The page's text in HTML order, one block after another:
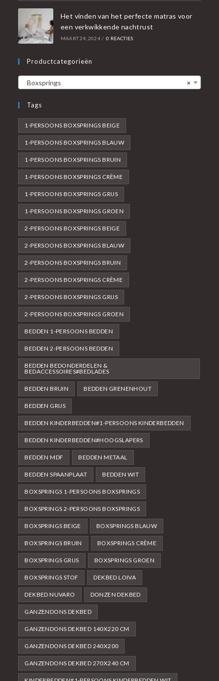
Het vinden van het perfecte matras voor
een verkwikkende nachtrust
MAART 24, 2024 / 0 REACTIES
Productcategorieën
×
Boxsprings
Tags
1-PERSOONS BOXSPRINGS BEIGE
1-PERSOONS BOXSPRINGS BLAUW
1-PERSOONS BOXSPRINGS BRUIN
1-PERSOONS BOXSPRINGS CRÈME
1-PERSOONS BOXSPRINGS GRIJS
1-PERSOONS BOXSPRINGS GROEN
2-PERSOONS BOXSPRINGS BEIGE
2-PERSOONS BOXSPRINGS BLAUW
2-PERSOONS BOXSPRINGS BRUIN
2-PERSOONS BOXSPRINGS CRÈME
2-PERSOONS BOXSPRINGS GRIJS
2-PERSOONS BOXSPRINGS GROEN
BEDDEN 1-PERSOONS BEDDEN
BEDDEN 2-PERSOONS BEDDEN
BEDDEN BEDONDERDELEN &
BEDACCESSOIRES#BEDLADES
BEDDEN BRUIN BEDDEN GRENENHOUT
BEDDEN GRIJS
BEDDEN KINDERBEDDEN#1-PERSOONS KINDERBEDDEN
BEDDEN KINDERBEDDEN#HOOGSLAPERS
BEDDEN MDF BEDDEN METAAL
BEDDEN SPAANPLAAT BEDDEN WIT
BOXSPRINGS 1-PERSOONS BOXSPRINGS
BOXSPRINGS 2-PERSOONS BOXSPRINGS
BOXSPRINGS BEIGE BOXSPRINGS BLAUW
BOXSPRINGS BRUIN BOXSPRINGS CRÈME
BOXSPRINGS GRIJS BOXSPRINGS GROEN
BOXSPRINGS STOF DEKBED LOIVA
DEKBED NUVARO DONZEN DEKBED
GANZENDONS DEKBED
GANZENDONS DEKBED 140X220 CM
GANZENDONS DEKBED 240X200
GANZENDONS DEKBED 270X240 CM